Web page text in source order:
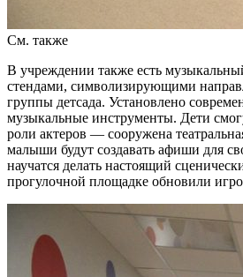
См. также
В учреждении также есть
стендами, символизирующими
группы детсада. Установлено
музыкальные инструменты. Дети
роли актеров — сооружена
малыши будут создавать афиши для
научатся делать настоящий
прогулочной площадке обновили